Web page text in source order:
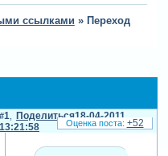
ссылками » Переход
Поделиться
1
18-04-2011
13:21:58
+52